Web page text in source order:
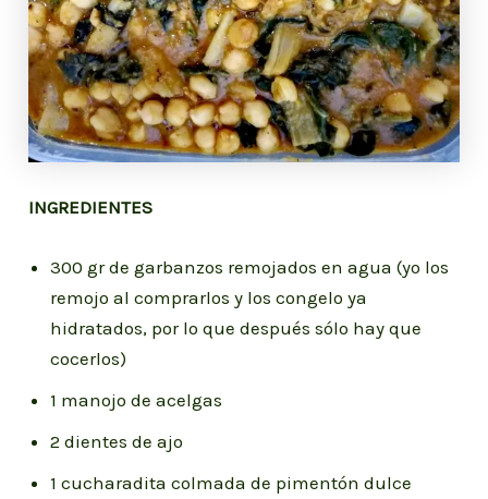
INGREDIENTES
300 gr de garbanzos remojados en agua (yo los
remojo al comprarlos y los congelo ya
hidratados, por lo que después sólo hay que
cocerlos)
1 manojo de acelgas
2 dientes de ajo
1 cucharadita colmada de pimentón dulce